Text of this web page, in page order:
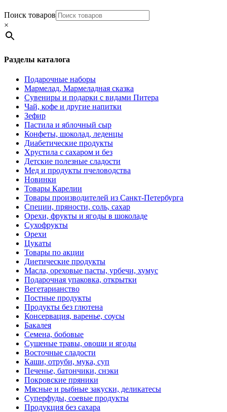
Поиск товаров
×
Разделы каталога
Подарочные наборы
Мармелад, Мармеладная сказка
Сувениры и подарки с видами Питера
Чай, кофе и другие напитки
Зефир
Пастила и яблочный сыр
Конфеты, шоколад, леденцы
Диабетические продукты
Хрустила с сахаром и без
Детские полезные сладости
Мед и продукты пчеловодства
Новинки
Товары Карелии
Товары производителей из Санкт-Петербурга
Специи, пряности, соль, сахар
Орехи, фрукты и ягоды в шоколаде
Сухофрукты
Орехи
Цукаты
Товары по акции
Диетические продукты
Масла, ореховые пасты, урбечи, хумус
Подарочная упаковка, открытки
Вегетарианство
Постные продукты
Продукты без глютена
Консервация, варенье, соусы
Бакалея
Семена, бобовые
Сушеные травы, овощи и ягоды
Восточные сладости
Каши, отруби, мука, суп
Печенье, батончики, снэки
Покровские пряники
Мясные и рыбные закуски, деликатесы
Суперфуды, соевые продукты
Продукция без сахара